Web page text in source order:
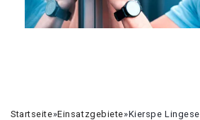
Startseite»Einsatzgebiete»Kierspe Lingese